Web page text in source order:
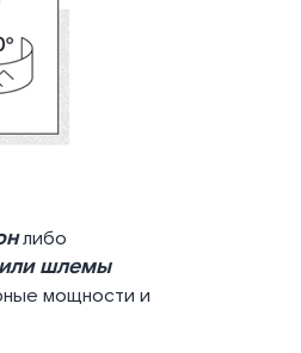
либо
шлемы
мощности и